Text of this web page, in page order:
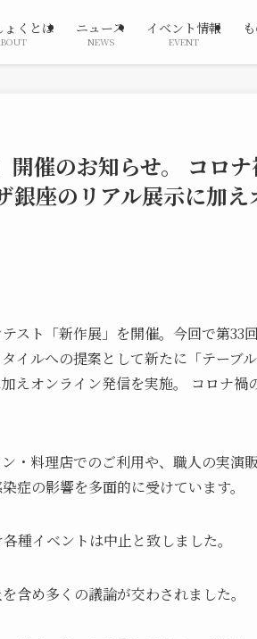
ょくとは ニュース
NEWS
イベント情報
EVENT
催のお知らせ。 コロ
銀座のリアル展示に加
スト「新作展」を開催。今回で第33
イルへの提案として新たに「テーブ
えオンライン発信を実施。 コロナ禍
・料理店でのご利用や、職人の実演
症の影響を多面的に受けています。
種イベントは中止と致しました。
含め多くの議論が交わされました。